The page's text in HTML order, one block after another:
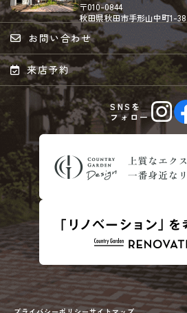
〒010-0844
秋田県秋田市手形山中町1-38
お問い合わせ
来店予約
SNSを
フォロー